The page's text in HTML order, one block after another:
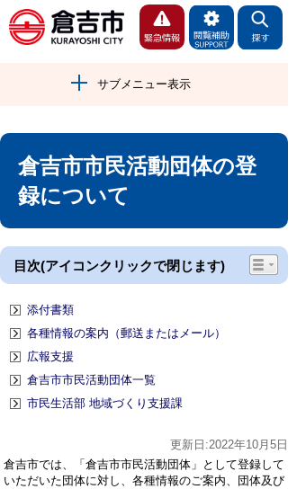
サブメニュー表示
倉吉市市民活動団体の登
録について
目次(アイコンクリックで閉じます)
添付書類
各種情報の案内（郵送またはメール）
広報支援
倉吉市市民活動団体一覧
市民生活部 地域づくり支援課
更新日:2022年10月5日
倉吉市では、「倉吉市市民活動団体」として登録して
いただいた団体に対し、各種情報のご案内、団体及び